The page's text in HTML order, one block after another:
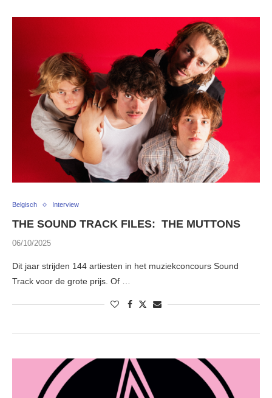
Belgisch Interview
THE SOUND TRACK FILES: THE MUTTONS
06/10/2025
Dit jaar strijden 144 artiesten in het muziekconcours Sound
Track voor de grote prijs. Of …